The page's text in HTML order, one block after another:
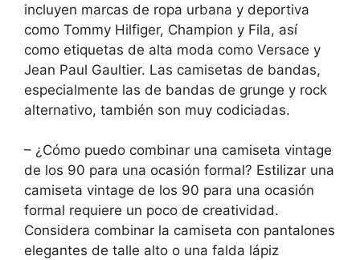
incluyen marcas de ropa urbana y deportiva
como Tommy Hilfiger, Champion y Fila, así
como etiquetas de alta moda como Versace y
Jean Paul Gaultier. Las camisetas de bandas,
especialmente las de bandas de grunge y rock
alternativo, también son muy codiciadas.
– ¿Cómo puedo combinar una camiseta vintage
de los 90 para una ocasión formal? Estilizar una
camiseta vintage de los 90 para una ocasión
formal requiere un poco de creatividad.
Considera combinar la camiseta con pantalones
elegantes de talle alto o una falda lápiz